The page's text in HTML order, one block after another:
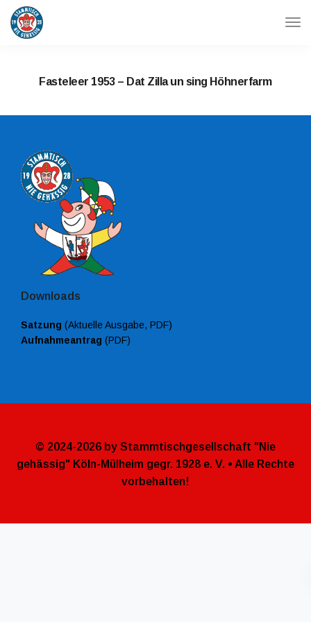
Fasteleer 1953 – Dat Zilla un sing Höhnerfarm
Downloads
Satzung (Aktuelle Ausgabe, PDF)
Aufnahmeantrag (PDF)
© 2024-2026 by Stammtischgesellschaft "Nie
gehässig" Köln-Mülheim gegr. 1928 e. V. • Alle Rechte
vorbehalten!